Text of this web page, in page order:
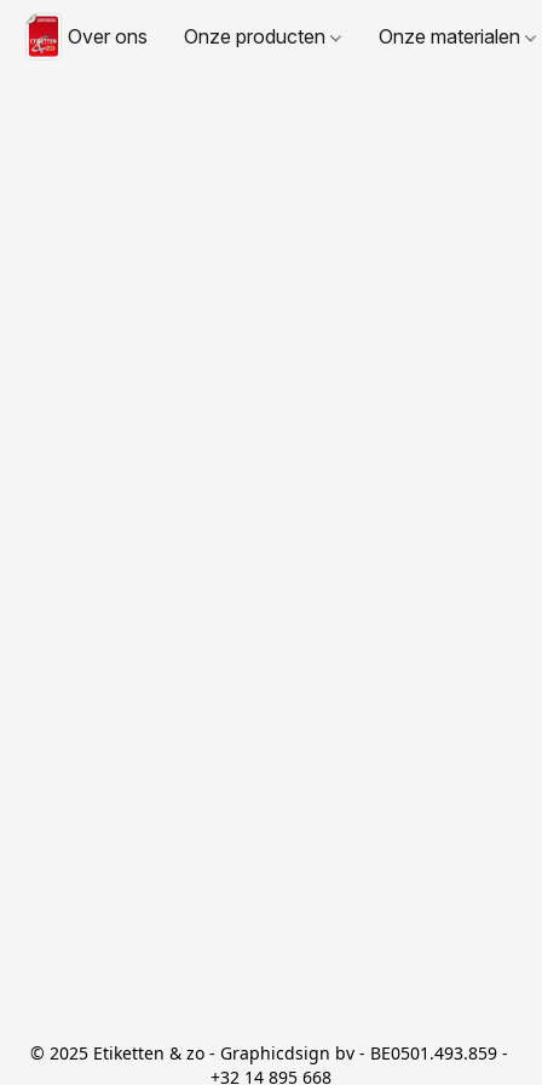
Over ons Onze producten Onze materialen
© 2025 Etiketten & zo - Graphicdsign bv - BE0501.493.859 -
+32 14 895 668